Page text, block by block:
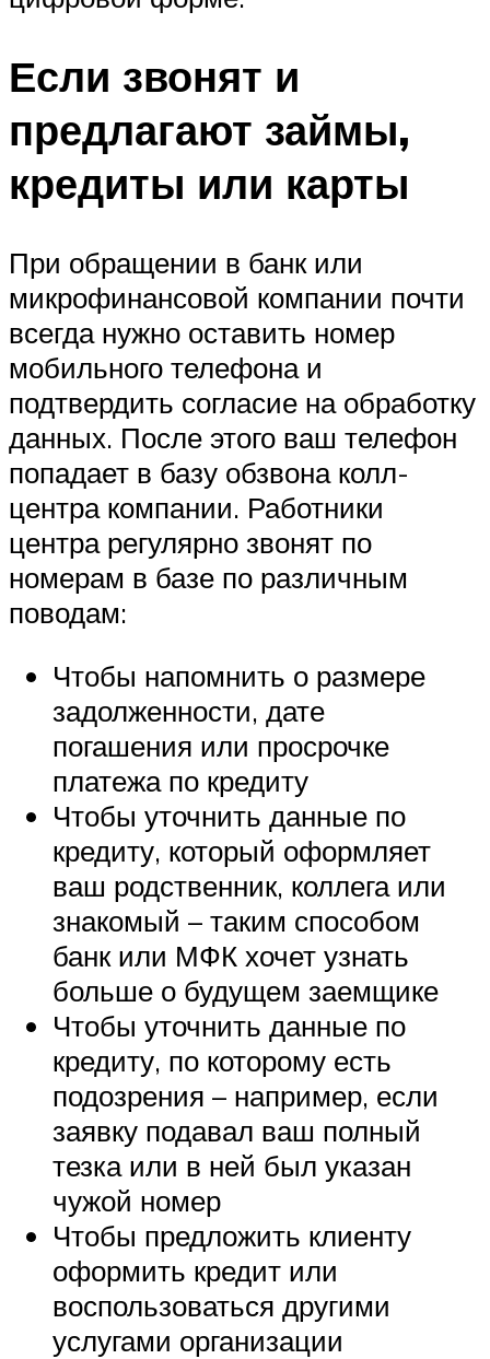
Если звонят и
предлагают займы,
кредиты или карты
При обращении в банк или
микрофинансовой компании почти
всегда нужно оставить номер
мобильного телефона и
подтвердить согласие на обработку
данных. После этого ваш телефон
попадает в базу обзвона колл-
центра компании. Работники
центра регулярно звонят по
номерам в базе по различным
поводам:
Чтобы напомнить о размере
задолженности, дате
погашения или просрочке
платежа по кредиту
Чтобы уточнить данные по
кредиту, который оформляет
ваш родственник, коллега или
знакомый – таким способом
банк или МФК хочет узнать
больше о будущем заемщике
Чтобы уточнить данные по
кредиту, по которому есть
подозрения – например, если
заявку подавал ваш полный
тезка или в ней был указан
чужой номер
Чтобы предложить клиенту
оформить кредит или
воспользоваться другими
услугами организации